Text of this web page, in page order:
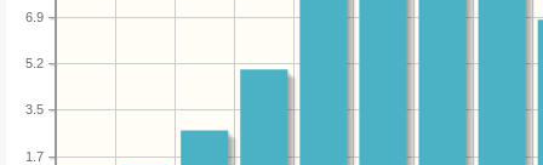
1.7
3.5
5.2
6.9